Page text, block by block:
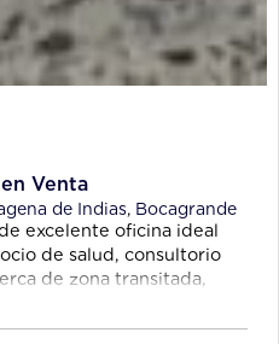
Venta
de Indias, Bocagrande
excelente oficina ideal
de salud, consultorio
de zona transitada,